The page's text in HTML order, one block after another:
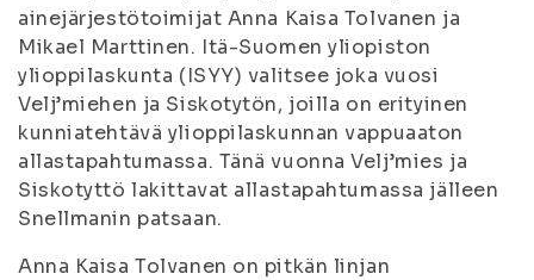
ainejärjestötoimijat Anna Kaisa Tolvanen ja
Mikael Marttinen. Itä-Suomen yliopiston
ylioppilaskunta (ISYY) valitsee joka vuosi
Velj’miehen ja Siskotytön, joilla on erityinen
kunniatehtävä ylioppilaskunnan vappuaaton
allastapahtumassa. Tänä vuonna Velj’mies ja
Siskotyttö lakittavat allastapahtumassa jälleen
Snellmanin patsaan.
Anna Kaisa Tolvanen on pitkän linjan